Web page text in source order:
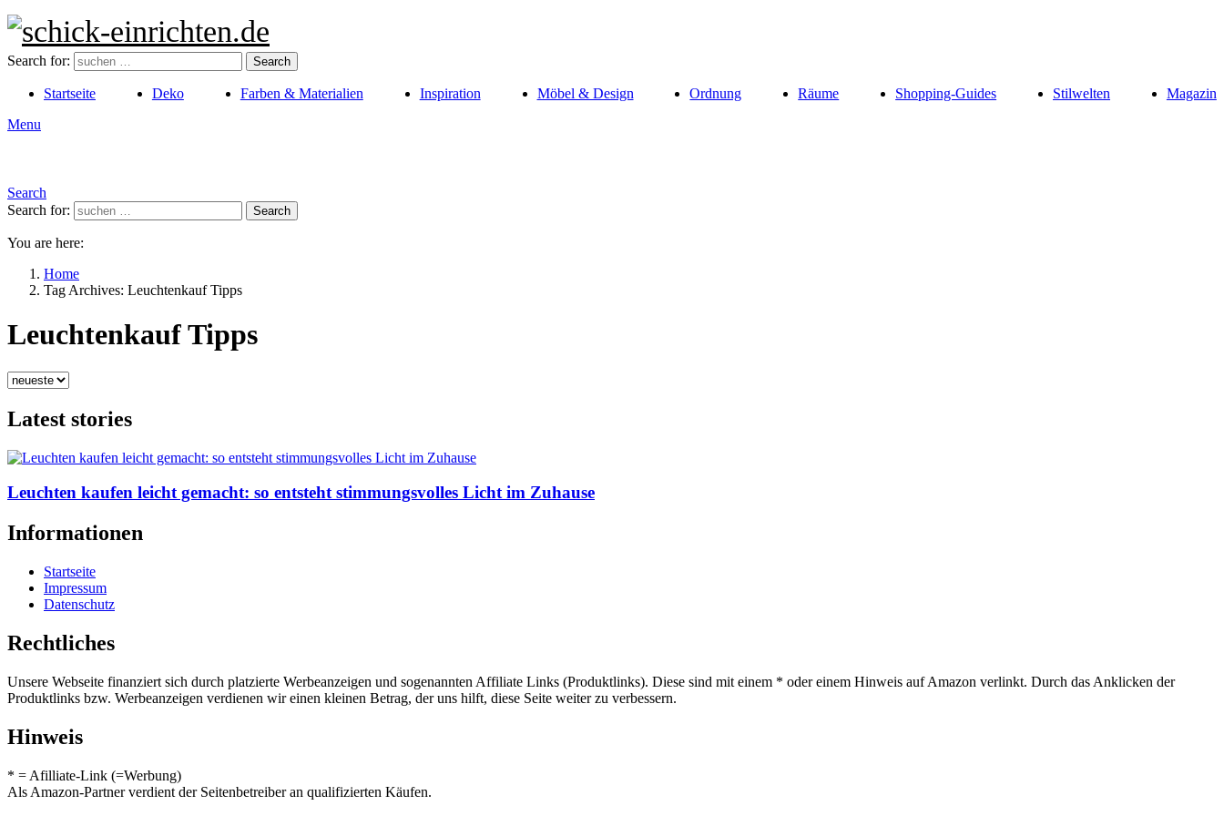
Search for: Search
Startseite Deko Farben & Materialien Inspiration Möbel & Design Ordnung Räume Shopping-Guides Stilwelten
Magazin
Menu
Search
Search for:
Search
You are here:
Home
Tag Archives: Leuchtenkauf Tipps
Leuchtenkauf Tipps
Latest stories
Leuchten kaufen leicht gemacht: so entsteht stimmungsvolles Licht im Zuhause
Informationen
Startseite
Impressum
Datenschutz
Rechtliches
Unsere Webseite finanziert sich durch platzierte Werbeanzeigen und sogenannten Affiliate Links (Produktlinks). Diese sind mit einem * oder einem Hinweis auf Amazon verlinkt. Durch das Anklicken der
Produktlinks bzw. Werbeanzeigen verdienen wir einen kleinen Betrag, der uns hilft, diese Seite weiter zu verbessern.
Hinweis
* = Afilliate-Link (=Werbung)
Als Amazon-Partner verdient der Seitenbetreiber an qualifizierten Käufen.